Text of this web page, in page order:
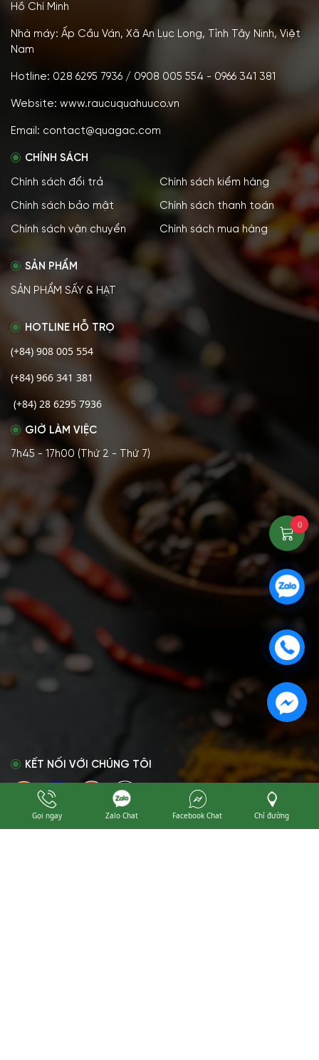
Hồ Chí Minh
Nhà máy: Ấp Cầu Ván, Xã An Lục Long, Tỉnh Tây Ninh, Việt
Nam
Hotline: 028 6295 7936 / 0908 005 554 - 0966 341 381
Website: www.raucuquahuuco.vn
Email: contact@quagac.com
CHÍNH SÁCH
Chính sách đổi trả Chính sách kiểm hàng
Chính sách bảo mật Chính sách thanh toán
Chính sách vận chuyển Chính sách mua hàng
SẢN PHẨM
SẢN PHẨM SẤY & HẠT
HOTLINE HỖ TRỌ
(+84) 908 005 554
(+84) 966 341 381
(+84) 28 6295 7936
GIỜ LÀM VIỆC
7h45 - 17h00 (Thứ 2 - Thứ 7)
KẾT NỐI VỚI CHÚNG TÔI
0
Gọi ngay Zalo Chat Facebook Chat Chỉ đường